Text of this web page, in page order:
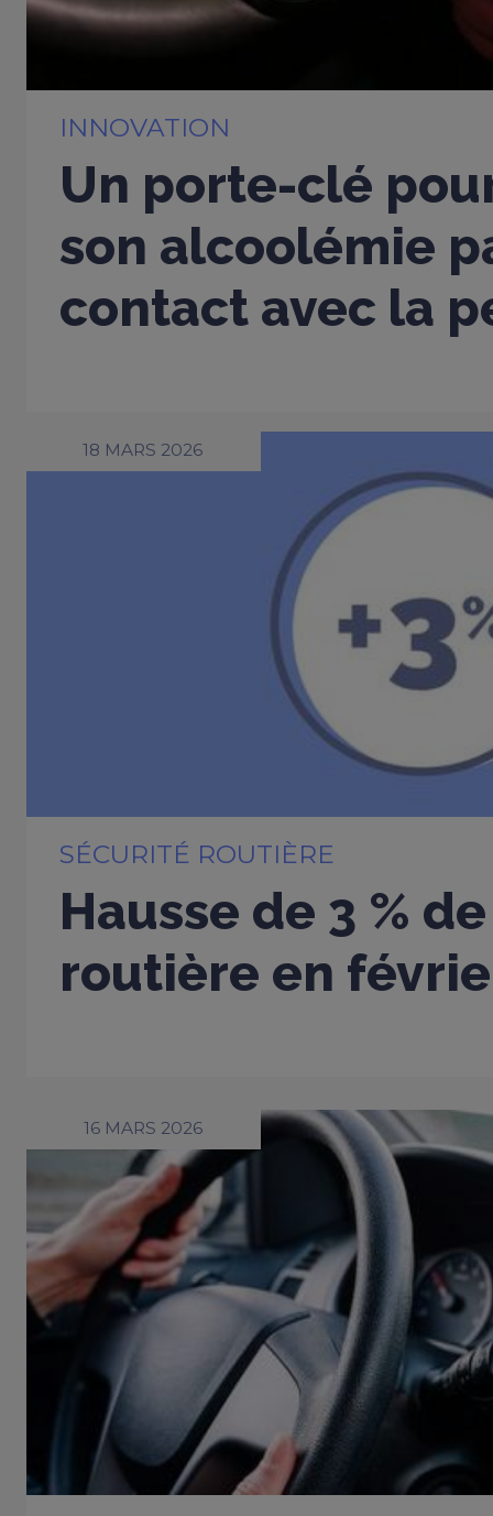
INNOVATION
Un porte-clé
son alcoolémie
contact avec la
18 MARS 2026
SÉCURITÉ ROUTIÈRE
Hausse de 3 %
routière en
16 MARS 2026